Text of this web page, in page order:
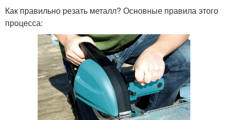
Как правильно резать металл? Основные правила этого
процесса: